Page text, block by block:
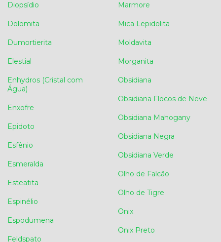
Diopsídio
Dolomita
Dumortierita
Elestial
Enhydros (Cristal com
Água)
Enxofre
Epidoto
Esfênio
Esmeralda
Esteatita
Espinélio
Espodumena
Feldspato
Marmore
Mica Lepidolita
Moldavita
Morganita
Obsidiana
Obsidiana Flocos de Neve
Obsidiana Mahogany
Obsidiana Negra
Obsidiana Verde
Olho de Falcão
Olho de Tigre
Onix
Onix Preto